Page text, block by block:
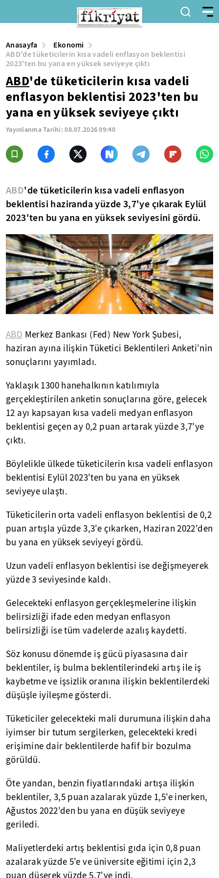
Anasayfa
Ekonomi
ABD'de tüketicilerin kısa vadeli enflasyon beklentisi
2023'ten bu yana en yüksek seviyeye çıktı
ABD'de tüketicilerin kısa vadeli
enflasyon beklentisi 2023'ten bu
yana en yüksek seviyeye çıktı
Yayınlanma Tarihi:08.07.2026 09:40
ABD'de tüketicilerin kısa vadeli enflasyon
beklentisi haziranda yüzde 3,7'ye çıkarak Eylül
2023'ten bu yana en yüksek seviyesini gördü.
ABD Merkez Bankası (Fed) New York Şubesi,
haziran ayına ilişkin Tüketici Beklentileri Anketi'nin
sonuçlarını yayımladı.
Yaklaşık 1300 hanehalkının katılımıyla
gerçekleştirilen anketin sonuçlarına göre, gelecek
12 ayı kapsayan kısa vadeli medyan enflasyon
beklentisi geçen ay 0,2 puan artarak yüzde 3,7'ye
çıktı.
Böylelikle ülkede tüketicilerin kısa vadeli enflasyon
beklentisi Eylül 2023'ten bu yana en yüksek
seviyeye ulaştı.
Tüketicilerin orta vadeli enflasyon beklentisi de 0,2
puan artışla yüzde 3,3'e çıkarken, Haziran 2022'den
bu yana en yüksek seviyeyi gördü.
Uzun vadeli enflasyon beklentisi ise değişmeyerek
yüzde 3 seviyesinde kaldı.
Gelecekteki enflasyon gerçekleşmelerine ilişkin
belirsizliği ifade eden medyan enflasyon
belirsizliği ise tüm vadelerde azalış kaydetti.
Söz konusu dönemde iş gücü piyasasına dair
beklentiler, iş bulma beklentilerindeki artış ile iş
kaybetme ve işsizlik oranına ilişkin beklentilerdeki
düşüşle iyileşme gösterdi.
Tüketiciler gelecekteki mali durumuna ilişkin daha
iyimser bir tutum sergilerken, gelecekteki kredi
erişimine dair beklentilerde hafif bir bozulma
görüldü.
Öte yandan, benzin fiyatlarındaki artışa ilişkin
beklentiler, 3,5 puan azalarak yüzde 1,5'e inerken,
Ağustos 2022'den bu yana en düşük seviyeye
geriledi.
Maliyetlerdeki artış beklentisi gıda için 0,8 puan
azalarak yüzde 5'e ve üniversite eğitimi için 2,3
puan düşerek yüzde 5,7'ye indi.